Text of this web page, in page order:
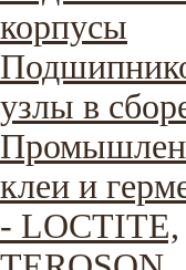
корпусы
узлы в
клеи и
- LOCTITE,